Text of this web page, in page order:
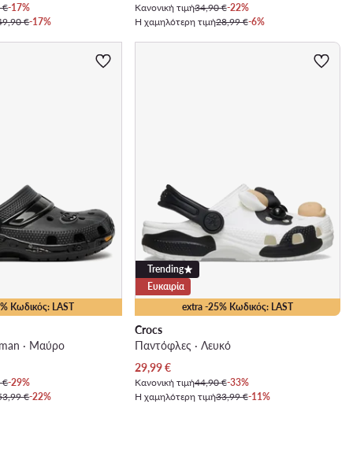
€-17%
€-17%
Κανονική τιμή34,90 €-22%
Η χαμηλότερη τιμή28,99 €-6%
Κωδικός: LAST
· Μαύρο
€-29%
€-22%
extra -25% Κωδικός: LAST
Trending
Ευκαιρία
Crocs
Παντόφλες · Λευκό
Τρέχουσα τιμή
29,99€
Κανονική τιμή44,90 €-33%
Η χαμηλότερη τιμή33,99 €-11%